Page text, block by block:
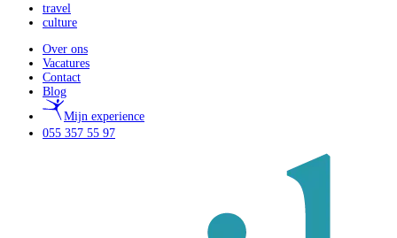
travel
culture
Over ons
Vacatures
Contact
Blog
Mijn experience
055 357 55 97